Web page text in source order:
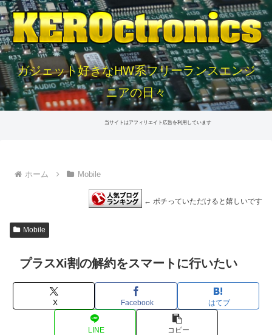
ガジェット好きなHW系フリーランスエンジ
ニアの日々
当サイトはアフィリエイト広告を利用しています
ホーム Mobile
← ポチっていただけると嬉しいです
Mobile
プラスXi割の解約をスマートに行いたい
X Facebook はてブ
LINE コピー